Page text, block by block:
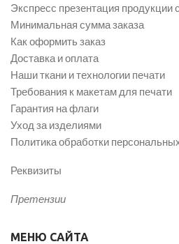
Экспресс презентация продукции
Минимальная сумма заказа
Как оформить заказ
Доставка и оплата
Наши ткани и технологии печати
Требования к макетам для печати
Гарантия на флаги
Уход за изделиями
Политика обработки
Реквизиты
Претензии
МЕНЮ САЙТА